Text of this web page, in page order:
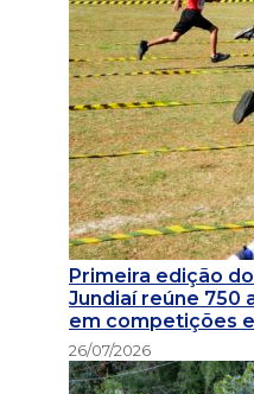
Primeira edição
Jundiaí reúne 750
em competições
26/07/2026